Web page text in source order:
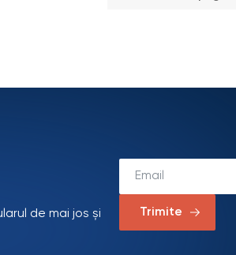
de mai jos și
Trimite